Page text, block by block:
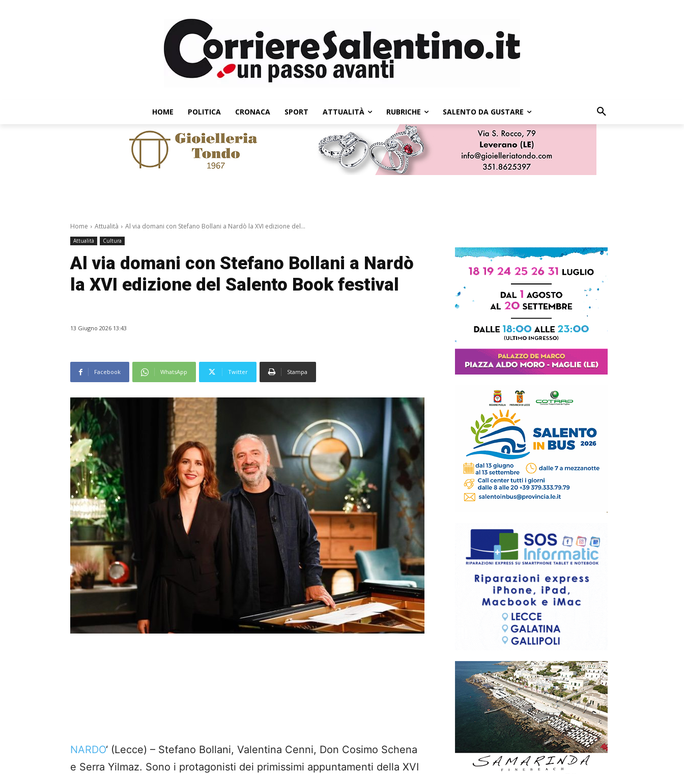
HOME POLITICA CRONACA SPORT ATTUALITÀ RUBRICHE SALENTO DA GUSTARE
Home Attualità Al via domani con Stefano Bollani a Nardò la XVI edizione del...
Attualità Cultura
Al via domani con Stefano Bollani a Nardò
la XVI edizione del Salento Book festival
13 Giugno 2026 13:43
Facebook WhatsApp Twitter Stampa
NARDO‘ (Lecce) – Stefano Bollani, Valentina Cenni, Don Cosimo Schena
e Serra Yilmaz. Sono i protagonisti dei primissimi appuntamenti della XVI